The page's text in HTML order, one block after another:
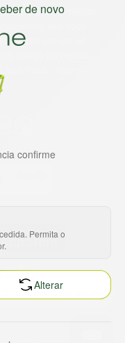
oferecer a melhor
pra você
a dia em um só
físicas na capital,
Paulo. Vem ser
S.A
15
de serviço
de novo
confirme
Permita o
Alterar